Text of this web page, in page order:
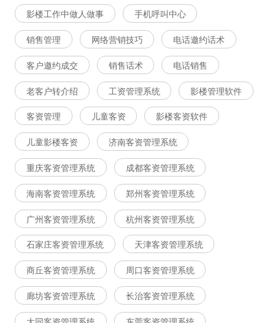
影楼工作中做人做事 手机呼叫中心
销售管理 网络营销技巧 电话邀约话术
客户邀约成交 销售话术 电话销售
老客户转介绍 工资管理系统 影楼管理软件
客资管理 儿童客资 影楼客资软件
儿童影楼客资 济南客资管理系统
重庆客资管理系统 成都客资管理系统
海南客资管理系统 郑州客资管理系统
广州客资管理系统 杭州客资管理系统
石家庄客资管理系统 天津客资管理系统
商丘客资管理系统 周口客资管理系统
廊坊客资管理系统 长治客资管理系统